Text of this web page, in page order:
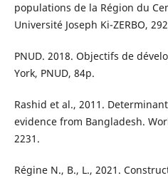
populations de la Région du
Université Joseph Ki-ZERBO,
PNUD. 2018. Objectifs de
York, PNUD, 84p.
Rashid et al., 2011.
evidence from Bangladesh.
2231.
Régine N., B., L., 2021.